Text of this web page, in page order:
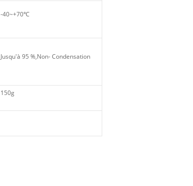
-40~+70℃
Jusqu'à 95 %,Non- Condensation
150g